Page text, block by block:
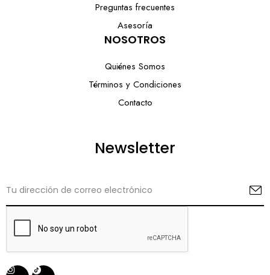
Preguntas frecuentes
Asesoría
NOSOTROS
Quiénes Somos
Términos y Condiciones
Contacto
Newsletter